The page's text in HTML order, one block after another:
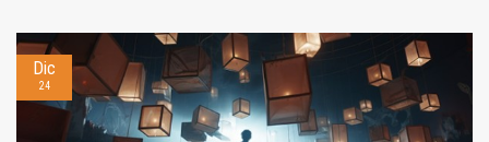
Dic
24